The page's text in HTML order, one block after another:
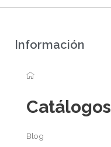
Información
Catálogos
Blog